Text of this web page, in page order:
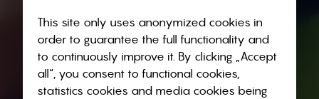
This site only uses anonymized cookies in
order to guarantee the full functionality and
to continuously improve it. By clicking „Accept
all“, you consent to functional cookies,
statistics cookies and media cookies being